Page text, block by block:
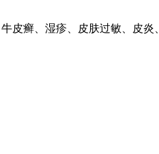
皮癣、湿疹、皮肤过敏、皮